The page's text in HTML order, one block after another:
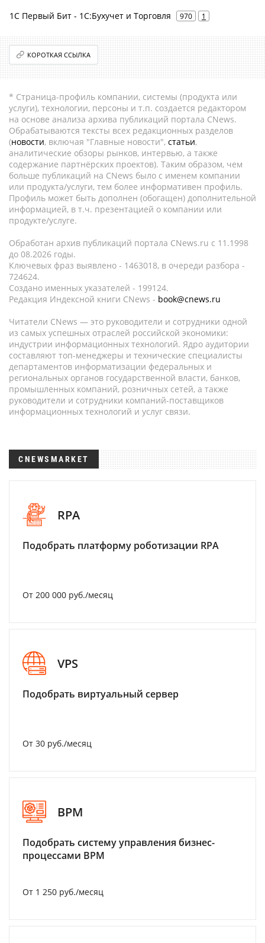
1С Первый Бит - 1С:Бухучет и Торговля 970 1
КОРОТКАЯ ССЫЛКА
* Страница-профиль компании, системы (продукта или
услуги), технологии, персоны и т.п. создается редактором
на основе анализа архива публикаций портала CNews.
Обрабатываются тексты всех редакционных разделов
(новости, включая "Главные новости", статьи,
аналитические обзоры рынков, интервью, а также
содержание партнёрских проектов). Таким образом, чем
больше публикаций на CNews было с именем компании
или продукта/услуги, тем более информативен профиль.
Профиль может быть дополнен (обогащен) дополнительной
информацией, в т.ч. презентацией о компании или
продукте/услуге.
Обработан архив публикаций портала CNews.ru c 11.1998
до 08.2026 годы.
Ключевых фраз выявлено - 1463018, в очереди разбора -
724624.
Создано именных указателей - 199124.
Редакция Индексной книги CNews - book@cnews.ru
Читатели CNews — это руководители и сотрудники одной
из самых успешных отраслей российской экономики:
индустрии информационных технологий. Ядро аудитории
составляют топ-менеджеры и технические специалисты
департаментов информатизации федеральных и
региональных органов государственной власти, банков,
промышленных компаний, розничных сетей, а также
руководители и сотрудники компаний-поставщиков
информационных технологий и услуг связи.
CNEWSMARKET
RPA
Подобрать платформу роботизации RPA
От 200 000 руб./месяц
VPS
Подобрать виртуальный сервер
От 30 руб./месяц
BPM
Подобрать систему управления бизнес-
процессами BPM
От 1 250 руб./месяц